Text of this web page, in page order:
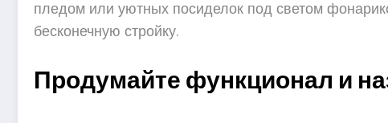
пледом или уютных посиделок под светом
бесконечную стройку.
Продумайте функционал и